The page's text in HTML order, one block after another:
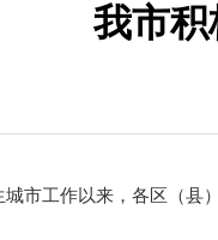
我市
市工作以来，各区（县